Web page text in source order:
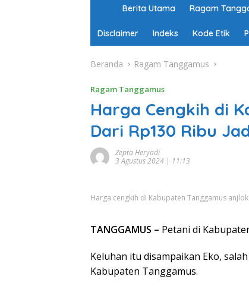
m
e
Berita Utama Ragam
Disclaimer Indeks Kode Etik
Beranda Ragam Tanggamus
Ragam Tanggamus
Harga Cengkih di
Dari Rp130 Ribu
Zepta Heryadi
3 Agustus 2024 | 11:13
Harga cengkih di Kabupaten Tanggamus
TANGGAMUS – Petani di
Keluhan itu disampaikan Eko,
Kabupaten Tanggamus.